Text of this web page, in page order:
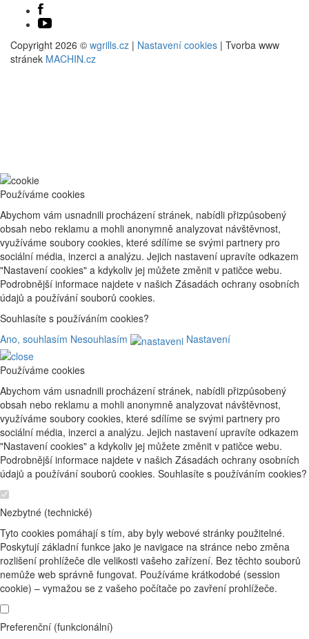
Copyright 2026 © wgrills.cz | Nastavení cookies | Tvorba www
stránek MACHIN.cz
Používáme cookies
Abychom vám usnadnili procházení stránek, nabídli přizpůsobený
obsah nebo reklamu a mohli anonymně analyzovat návštěvnost,
využíváme soubory cookies, které sdílíme se svými partnery pro
sociální média, inzerci a analýzu. Jejich nastavení upravíte odkazem
"Nastavení cookies" a kdykoliv jej můžete změnit v patičce webu.
Podrobnější informace najdete v našich Zásadách ochrany osobních
údajů a používání souborů cookies.
Souhlasíte s používáním cookies?
Ano, souhlasím Nesouhlasím Nastavení
Používáme cookies
Abychom vám usnadnili procházení stránek, nabídli přizpůsobený
obsah nebo reklamu a mohli anonymně analyzovat návštěvnost,
využíváme soubory cookies, které sdílíme se svými partnery pro
sociální média, inzerci a analýzu. Jejich nastavení upravíte odkazem
"Nastavení cookies" a kdykoliv jej můžete změnit v patičce webu.
Podrobnější informace najdete v našich Zásadách ochrany osobních
údajů a používání souborů cookies. Souhlasíte s používáním cookies?
Nezbytné (technické)
Tyto cookies pomáhají s tím, aby byly webové stránky použitelné.
Poskytují základní funkce jako je navigace na stránce nebo změna
rozlišení prohlížeče dle velikosti vašeho zařízení. Bez těchto souborů
nemůže web správně fungovat. Používáme krátkodobé (session
cookie) – vymažou se z vašeho počítače po zavření prohlížeče.
Preferenční (funkcionální)